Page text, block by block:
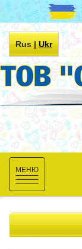
Rus|Ukr
Toggle
navigation